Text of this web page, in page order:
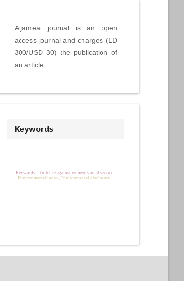
Aljameai journal is an open
access journal and charges (LD
300/USD 30) the publication of
an article
Keywords
Keywords : Violence against women, social service
Environmental index, Environmental disclosure .